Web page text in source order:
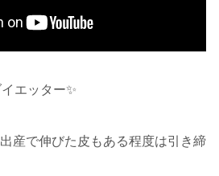
エッター✨
産で伸びた皮もある程度は引き締